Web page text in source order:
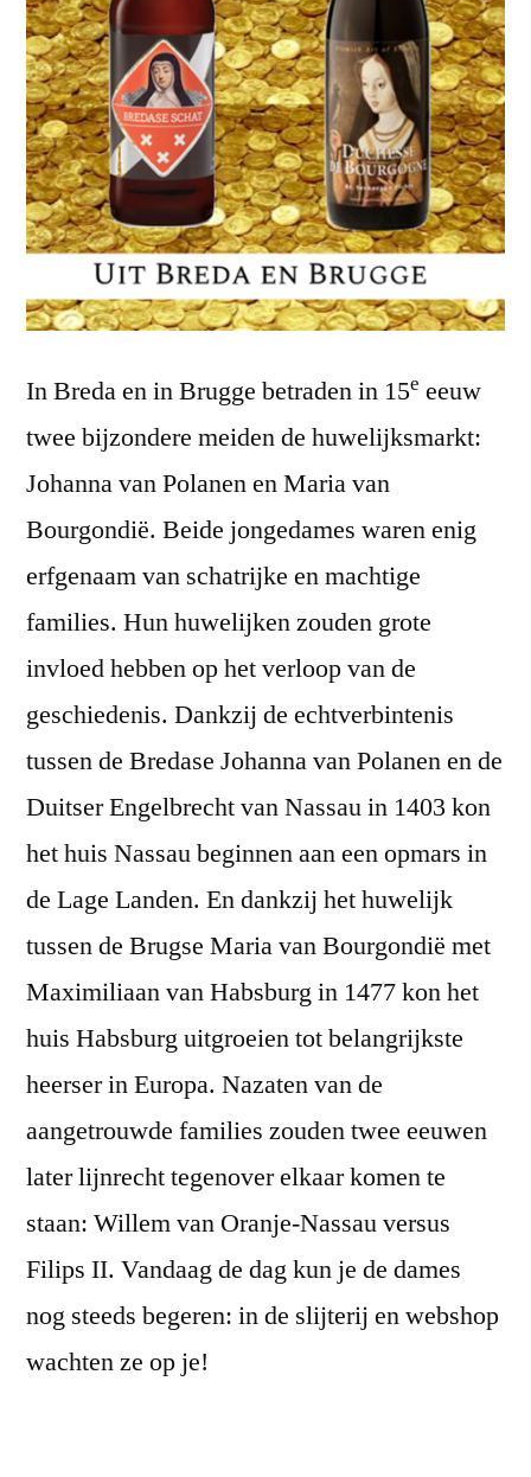
In Breda en in Brugge betraden in 15e eeuw
twee bijzondere meiden de huwelijksmarkt:
Johanna van Polanen en Maria van
Bourgondië. Beide jongedames waren enig
erfgenaam van schatrijke en machtige
families. Hun huwelijken zouden grote
invloed hebben op het verloop van de
geschiedenis. Dankzij de echtverbintenis
tussen de Bredase Johanna van Polanen en de
Duitser Engelbrecht van Nassau in 1403 kon
het huis Nassau beginnen aan een opmars in
de Lage Landen. En dankzij het huwelijk
tussen de Brugse Maria van Bourgondië met
Maximiliaan van Habsburg in 1477 kon het
huis Habsburg uitgroeien tot belangrijkste
heerser in Europa. Nazaten van de
aangetrouwde families zouden twee eeuwen
later lijnrecht tegenover elkaar komen te
staan: Willem van Oranje-Nassau versus
Filips II. Vandaag de dag kun je de dames
nog steeds begeren: in de slijterij en webshop
wachten ze op je!